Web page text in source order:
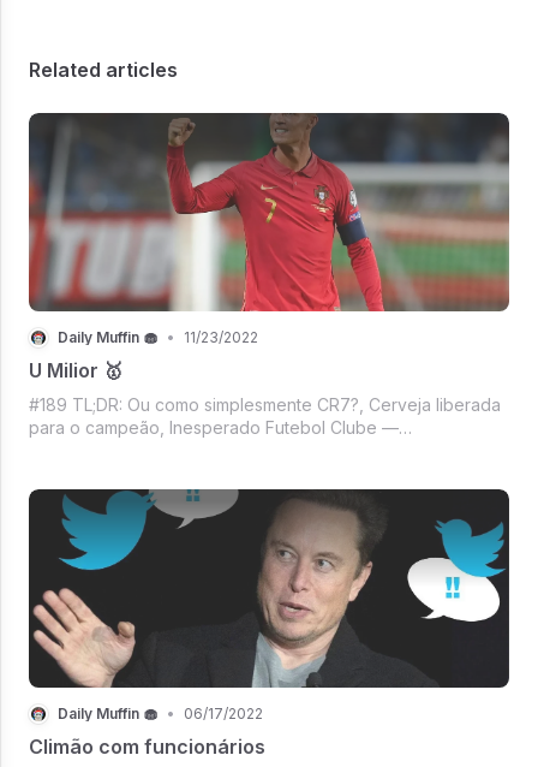
Related articles
Daily Muffin 🧁 • 11/23/2022
U Milior 🥇
#189 TL;DR: Ou como simplesmente CR7?, Cerveja liberada
para o campeão, Inesperado Futebol Clube —
mais uma crise no horizonte, Na Copa hoje e d
Daily Muffin 🧁 • 06/17/2022
Climão com funcionários